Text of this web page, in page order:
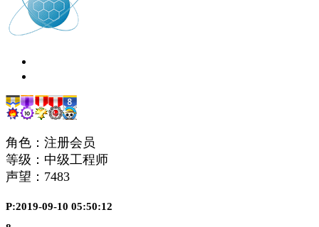
角色：注册会员
等级：中级工程师
声望： 7483
P:2019-09-10 05:50:12